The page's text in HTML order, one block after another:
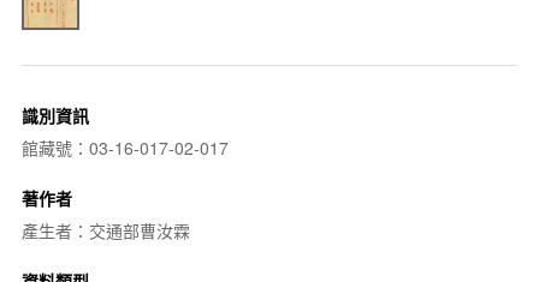
識別資訊
館藏號：03-16-017-02-017
著作者
產生者：交通部曹汝霖